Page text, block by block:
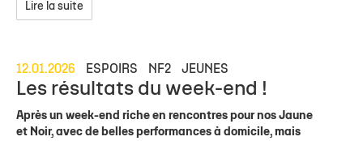
Lire la suite
12.01.2026 ESPOIRS NF2 JEUNES
Les résultats du week-end !
Après un week-end riche en rencontres pour nos Jaune
et Noir, avec de belles performances à domicile, mais